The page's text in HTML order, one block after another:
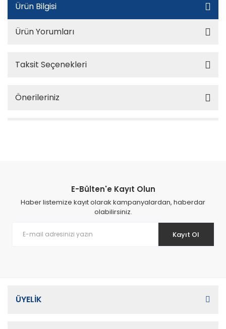
Ürün Bilgisi
Ürün Yorumları
Taksit Seçenekleri
Önerileriniz
E-Bülten'e Kayıt Olun
Haber listemize kayıt olarak kampanyalardan, haberdar
olabilirsiniz.
Kayıt Ol
ÜYELİK